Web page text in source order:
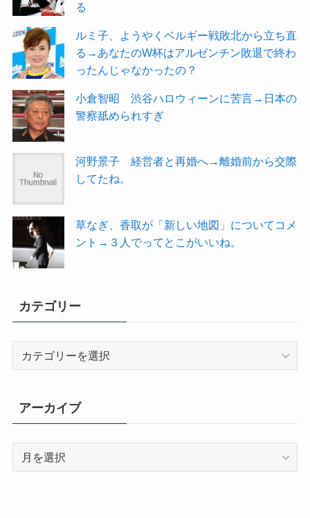
る
ルミ子、ようやくベルギー戦敗北から立ち直
る→あなたのW杯はアルゼンチン敗退で終わ
ったんじゃなかったの？
小倉智昭 渋谷ハロウィーンに苦言→日本の
警察舐められすぎ
河野景子 経営者と再婚へ→離婚前から交際
してたね。
草なぎ、香取が「新しい地図」についてコメ
ント→３人でってとこがいいね。
カテゴリー
ー
アーカイブ